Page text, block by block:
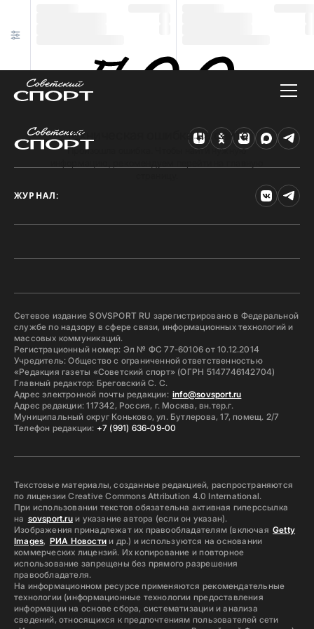
Техническая ошибка на сайте
Произошла ошибка. Чтобы найти нужную
ЖУРНАЛ:
Сетевое издание SOVSPORT RU зарегистрировано в Федеральной
службе по надзору в сфере связи, информационных технологий и
массовых коммуникаций.
Регистрационный номер: Эл № ФС 77-60106 от 10.12.2014
Учредитель: Общество с ограниченной ответственностью
«Редакция газеты «Советский спорт» (ОГРН 5147746142704)
Главный редактор: Бреговский С. С.
Адрес электронной почты редакции: info@sovsport.ru
Адрес редакции: 117342, Россия, г. Москва, вн.тер.г.
Муниципальный округ Коньково, ул. Бутлерова, 17, помещ. 2/7
Телефон редакции: +7 (991) 636-09-00
Текстовые материалы, созданные редакцией, распространяются
по лицензии Creative Commons Attribution 4.0 International.
При использовании текстов обязательна активная гиперссылка
на sovsport.ruи указание автора (если он указан).
Изображения принадлежат их правообладателям (включая Getty
Images, РИА Новостии др.) и используются на основании
коммерческих лицензий. Их копирование и повторное
использование запрещены без прямого разрешения
правообладателя.
На информационном ресурсе применяются рекомендательные
технологии (информационные технологии предоставления
информации на основе сбора, систематизации и анализа
сведений, относящихся к предпочтениям пользователей сети